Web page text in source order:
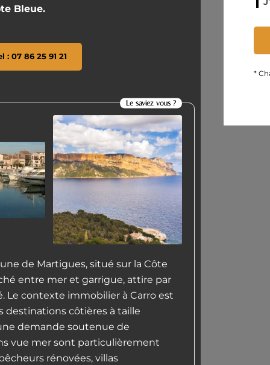
Bleue.
: 07 86 25 91 21
Le saviez vous ?
de Martigues, situé sur la Côte
entre mer et garrigue, attire par
Le contexte immobilier à Carro est
destinations côtières à taille
demande soutenue de
vue mer sont particulièrement
rénovées, villas
*